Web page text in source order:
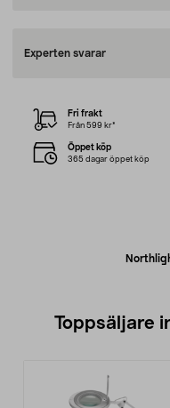
Experten svarar
Fri frakt
Från 599 kr*
Öppet köp
365 dagar öppet köp
Toppsäljare